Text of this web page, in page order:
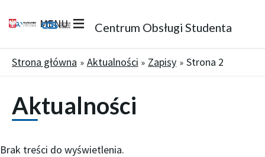
Centrum Obsługi Studenta
MENU
Strona główna Aktualności Zapisy Strona 2
Aktualności
Brak treści do wyświetlenia.